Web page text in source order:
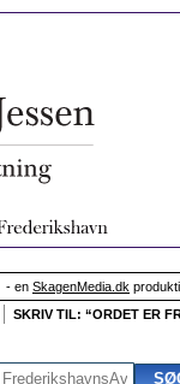
- en SkagenMedia.dk
SKRIV TIL: “ORDET ER